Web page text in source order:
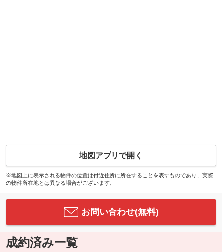
地図アプリで開く
※地図上に表示される物件の位置は付近住所に所在することを表すものであり、実際
の物件所在地とは異なる場合がございます。
お問い合わせ(無料)
成約済み一覧